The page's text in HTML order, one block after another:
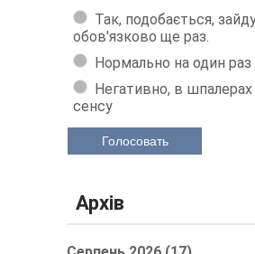
Так, подобається,
обов'язково ще раз.
Нормально на один раз
Негативно, в
сенсу
Голосовать
Архів